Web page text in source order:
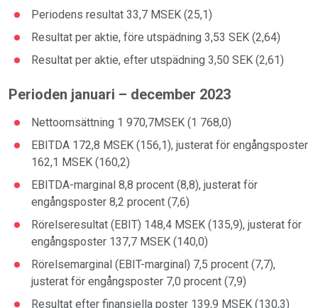
Periodens resultat 33,7 MSEK (25,1)
Resultat per aktie, före utspädning 3,53 SEK (2,64)
Resultat per aktie, efter utspädning 3,50 SEK (2,61)
Perioden januari – december 2023
Nettoomsättning 1 970,7MSEK (1 768,0)
EBITDA 172,8 MSEK (156,1), justerat för engångsposter
162,1 MSEK (160,2)
EBITDA-marginal 8,8 procent (8,8), justerat för
engångsposter 8,2 procent (7,6)
Rörelseresultat (EBIT) 148,4 MSEK (135,9), justerat för
engångsposter 137,7 MSEK (140,0)
Rörelsemarginal (EBIT-marginal) 7,5 procent (7,7),
justerat för engångsposter 7,0 procent (7,9)
Resultat efter finansiella poster 139,9 MSEK (130,3)